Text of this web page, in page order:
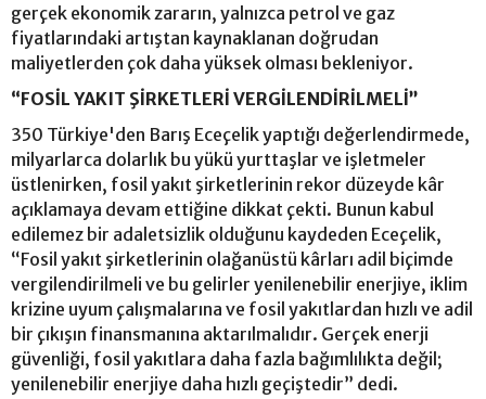
gerçek ekonomik zararın, yalnızca petrol ve gaz
fiyatlarındaki artıştan kaynaklanan doğrudan
maliyetlerden çok daha yüksek olması bekleniyor.
“FOSİL YAKIT ŞİRKETLERİ VERGİLENDİRİLMELİ”
350 Türkiye'den Barış Eceçelik yaptığı değerlendirmede,
milyarlarca dolarlık bu yükü yurttaşlar ve işletmeler
üstlenirken, fosil yakıt şirketlerinin rekor düzeyde kâr
açıklamaya devam ettiğine dikkat çekti. Bunun kabul
edilemez bir adaletsizlik olduğunu kaydeden Eceçelik,
“Fosil yakıt şirketlerinin olağanüstü kârları adil biçimde
vergilendirilmeli ve bu gelirler yenilenebilir enerjiye, iklim
krizine uyum çalışmalarına ve fosil yakıtlardan hızlı ve adil
bir çıkışın finansmanına aktarılmalıdır. Gerçek enerji
güvenliği, fosil yakıtlara daha fazla bağımlılıkta değil;
yenilenebilir enerjiye daha hızlı geçiştedir” dedi.